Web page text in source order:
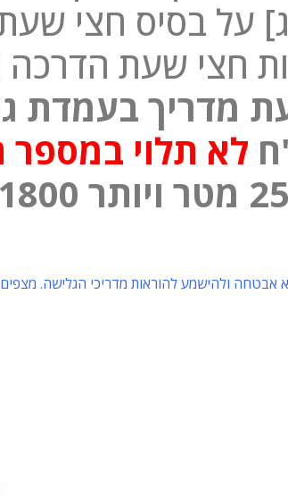
על בסיס חצי שעת
לא תלוי
ולהישמע להוראות מדריכי הגלישה.